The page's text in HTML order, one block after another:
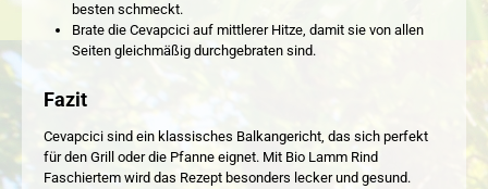
besten schmeckt.
Brate die Cevapcici auf mittlerer Hitze, damit sie von allen
Seiten gleichmäßig durchgebraten sind.
Fazit
Cevapcici sind ein klassisches Balkangericht, das sich perfekt
für den Grill oder die Pfanne eignet. Mit Bio Lamm Rind
Faschiertem wird das Rezept besonders lecker und gesund.